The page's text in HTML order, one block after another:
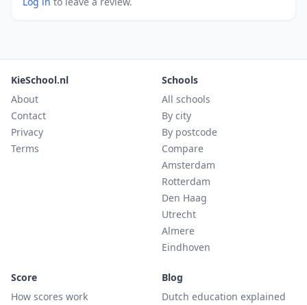
KieSchool.nl
About
Contact
Privacy
Terms
Schools
All schools
By city
By postcode
Compare
Amsterdam
Rotterdam
Den Haag
Utrecht
Almere
Eindhoven
Score
How scores work
Blog
Dutch education explained